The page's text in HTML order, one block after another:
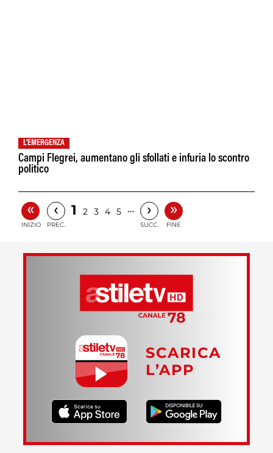
L'EMERGENZA
Campi Flegrei, aumentano gli sfollati e infuria lo scontro
politico
«
INIZIO
‹
PREC.
1 2 3 4 5 … ›
SUCC.
»
FINE
SCARICA
L’APP